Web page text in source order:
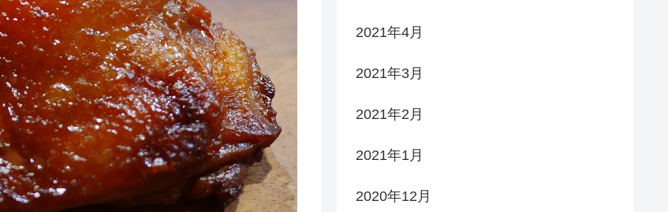
2021年4月
2021年3月
2021年2月
2021年1月
2020年12月